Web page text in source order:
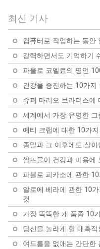
최신 기사
컴퓨터로 작업하는 동안
강력하면서도 기억하기
파울로 코엘료의 명언
건강을 증진하는 10가지
슈퍼 마리오 브라더스에
세계에서 가장 유명한 그
예티 크랩에 대한 10가
종말과 그 이후에도 살
쌀뜨물이 건강과 미용에
파블로 피카소에 관한
알로에 베라에 관한 10
것
가장 똑똑한 개 품종 10
당신을 놀라게 할 매혹적
여드름을 없애는 간단한